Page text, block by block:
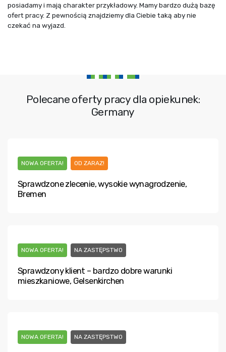
posiadamy i mają charakter przykładowy. Mamy bardzo dużą bazę
ofert pracy. Z pewnością znajdziemy dla Ciebie taką aby nie
czekać na wyjazd.
Polecane oferty pracy dla opiekunek:
Germany
NOWA OFERTA! OD ZARAZ!
Sprawdzone zlecenie, wysokie wynagrodzenie,
Bremen
NOWA OFERTA! NA ZASTĘPSTWO
Sprawdzony klient – bardzo dobre warunki
mieszkaniowe, Gelsenkirchen
NOWA OFERTA! NA ZASTĘPSTWO